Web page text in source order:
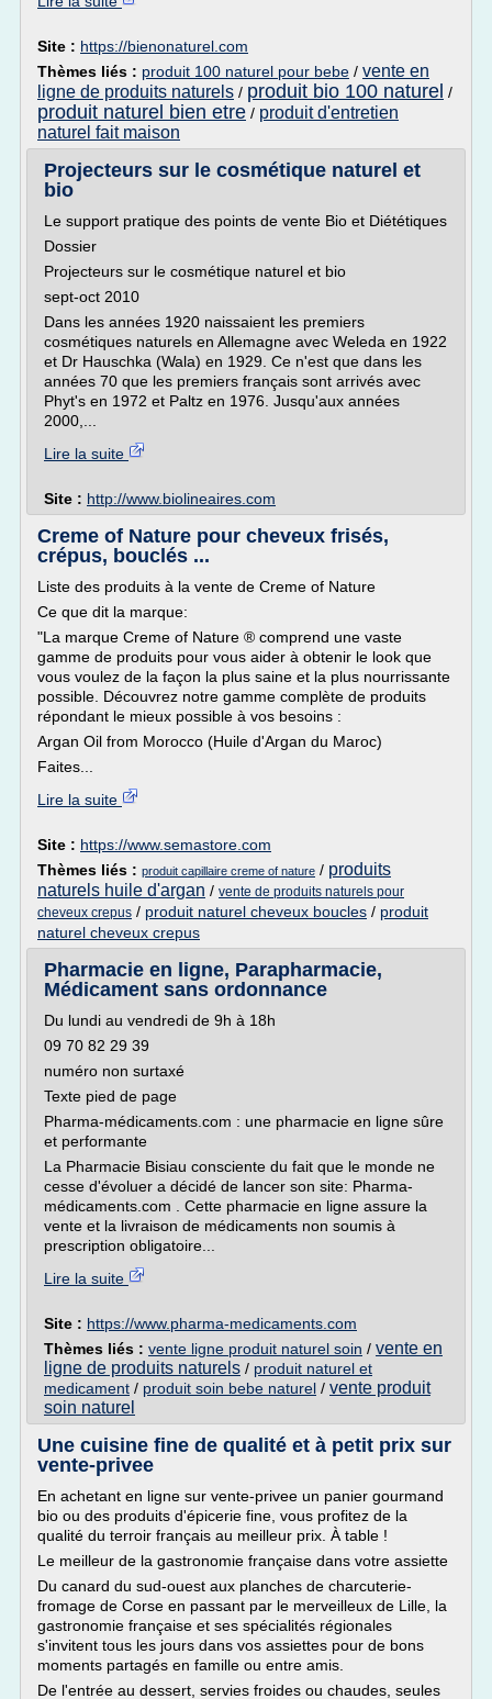
Site : https://bienonaturel.com
Thèmes liés : produit 100 naturel pour bebe / vente en
ligne de produits naturels / produit bio 100 naturel /
produit naturel bien etre / produit d'entretien
naturel fait maison
Projecteurs sur le cosmétique naturel et
bio
Le support pratique des points de vente Bio et Diététiques
Dossier
Projecteurs sur le cosmétique naturel et bio
sept-oct 2010
Dans les années 1920 naissaient les premiers
cosmétiques naturels en Allemagne avec Weleda en 1922
et Dr Hauschka (Wala) en 1929. Ce n'est que dans les
années 70 que les premiers français sont arrivés avec
Phyt's en 1972 et Paltz en 1976. Jusqu'aux années
2000,...
Lire la suite
Site : http://www.biolineaires.com
Creme of Nature pour cheveux frisés,
crépus, bouclés ...
Liste des produits à la vente de Creme of Nature
Ce que dit la marque:
"La marque Creme of Nature ® comprend une vaste
gamme de produits pour vous aider à obtenir le look que
vous voulez de la façon la plus saine et la plus nourrissante
possible. Découvrez notre gamme complète de produits
répondant le mieux possible à vos besoins :
Argan Oil from Morocco (Huile d'Argan du Maroc)
Faites...
Lire la suite
Site : https://www.semastore.com
Thèmes liés : produit capillaire creme of nature / produits
naturels huile d'argan / vente de produits naturels pour
cheveux crepus / produit naturel cheveux boucles / produit
naturel cheveux crepus
Pharmacie en ligne, Parapharmacie,
Médicament sans ordonnance
Du lundi au vendredi de 9h à 18h
09 70 82 29 39
numéro non surtaxé
Texte pied de page
Pharma-médicaments.com : une pharmacie en ligne sûre
et performante
La Pharmacie Bisiau consciente du fait que le monde ne
cesse d'évoluer a décidé de lancer son site: Pharma-
médicaments.com . Cette pharmacie en ligne assure la
vente et la livraison de médicaments non soumis à
prescription obligatoire...
Lire la suite
Site : https://www.pharma-medicaments.com
Thèmes liés : vente ligne produit naturel soin / vente en
ligne de produits naturels / produit naturel et
medicament / produit soin bebe naturel / vente produit
soin naturel
Une cuisine fine de qualité et à petit prix sur
vente-privee
En achetant en ligne sur vente-privee un panier gourmand
bio ou des produits d'épicerie fine, vous profitez de la
qualité du terroir français au meilleur prix. À table !
Le meilleur de la gastronomie française dans votre assiette
Du canard du sud-ouest aux planches de charcuterie-
fromage de Corse en passant par le merveilleux de Lille, la
gastronomie française et ses spécialités régionales
s'invitent tous les jours dans vos assiettes pour de bons
moments partagés en famille ou entre amis.
De l'entrée au dessert, servies froides ou chaudes, seules